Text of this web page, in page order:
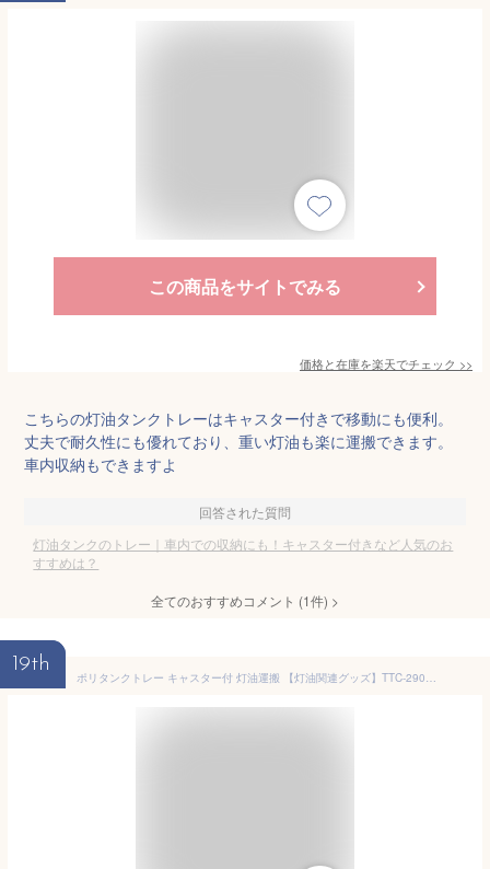
この商品をサイトでみる
価格と在庫を楽天でチェック >>
こちらの灯油タンクトレーはキャスター付きで移動にも便利。
丈夫で耐久性にも優れており、重い灯油も楽に運搬できます。
車内収納もできますよ
回答された質問
灯油タンクのトレー｜車内での収納にも！キャスター付きなど人気のお
すすめは？
全てのおすすめコメント (1件) >
19th
ポリタンクトレー キャスター付 灯油運搬 【灯油関連グッズ】TTC-290【アイリスオーヤマ】（カー用品） [2509SE]